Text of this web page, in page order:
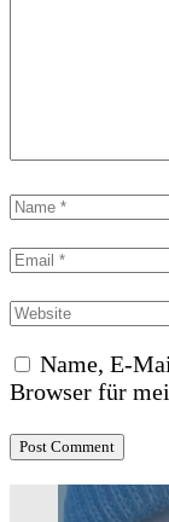
Name, E-
Browser für